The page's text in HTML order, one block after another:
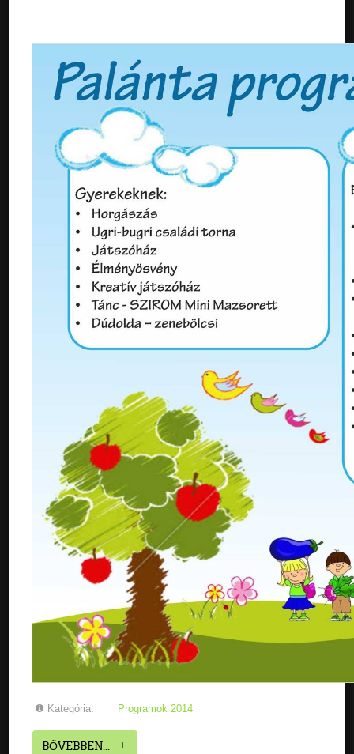
Kategória: Programok 2014
BŐVEBBEN...